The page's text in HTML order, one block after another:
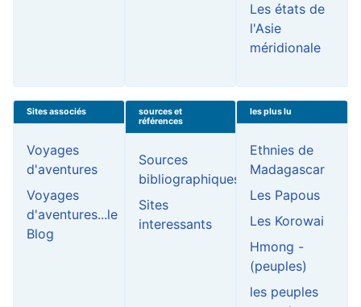
Les états de
l'Asie
méridionale
Sites associés
Voyages
d'aventures
Voyages
d'aventures...le
Blog
sources et
références
Sources
bibliographiques
Sites
interessants
les plus lu
Ethnies de
Madagascar
Les Papous
Les Korowai
Hmong -
(peuples)
les peuples